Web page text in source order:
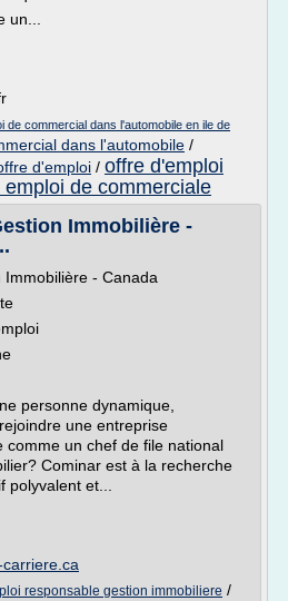
de commercial dans l'automobile en ile de
dans l'automobile /
d'emploi / offre d'emploi
emploi de commerciale
Immobilière -
- Canada
personne dynamique,
une entreprise
comme un chef de file national
Cominar est à la recherche
et...
responsable gestion immobiliere /